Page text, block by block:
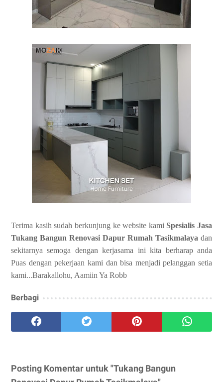
Terima kasih sudah berkunjung ke website kami Spesialis Jasa
Tukang Bangun Renovasi Dapur Rumah Tasikmalaya dan
sekitarnya semoga dengan kerjasama ini kita berharap anda
Puas dengan pekerjaan kami dan bisa menjadi pelanggan setia
kami...Barakallohu, Aamiin Ya Robb
Berbagi
Posting Komentar untuk "Tukang Bangun